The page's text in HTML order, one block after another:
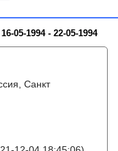
05-1994 - 22-05-1994
Санкт